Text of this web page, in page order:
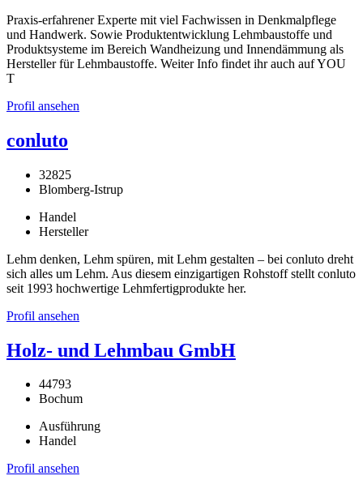
Praxis-erfahrener Experte mit viel Fachwissen in Denkmalpflege
und Handwerk. Sowie Produktentwicklung Lehmbaustoffe und
Produktsysteme im Bereich Wandheizung und Innendämmung als
Hersteller für Lehmbaustoffe. Weiter Info findet ihr auch auf YOU
T
Profil ansehen
conluto
32825
Blomberg-Istrup
Handel
Hersteller
Lehm denken, Lehm spüren, mit Lehm gestalten – bei conluto dreht
sich alles um Lehm. Aus diesem einzigartigen Rohstoff stellt conluto
seit 1993 hochwertige Lehmfertigprodukte her.
Profil ansehen
Holz- und Lehmbau GmbH
44793
Bochum
Ausführung
Handel
Profil ansehen